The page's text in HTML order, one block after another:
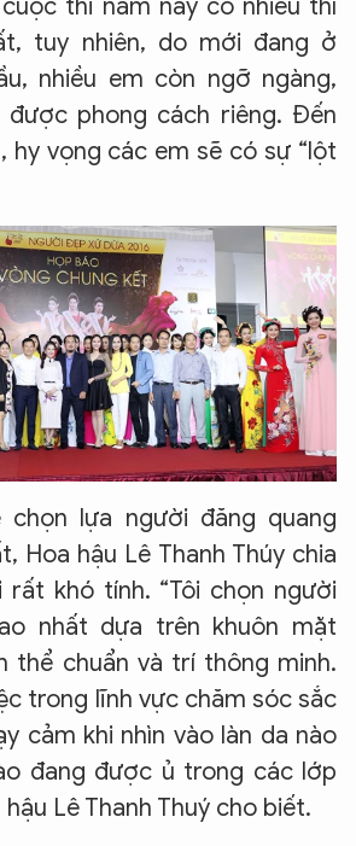
cuộc thi năm nay có nhiều thí
tuy nhiên, do mới đang ở
nhiều em còn ngỡ ngàng,
được phong cách riêng. Đến
hy vọng các em sẽ có sự “lột
lựa người đăng quang
Hoa hậu Lê Thanh Thúy chia
rất khó tính. “Tôi chọn người
nhất dựa trên khuôn mặt
thể chuẩn và trí thông minh.
trong lĩnh vực chăm sóc sắc
cảm khi nhìn vào làn da nào
đang được ủ trong các lớp
Lê Thanh Thuý cho biết.